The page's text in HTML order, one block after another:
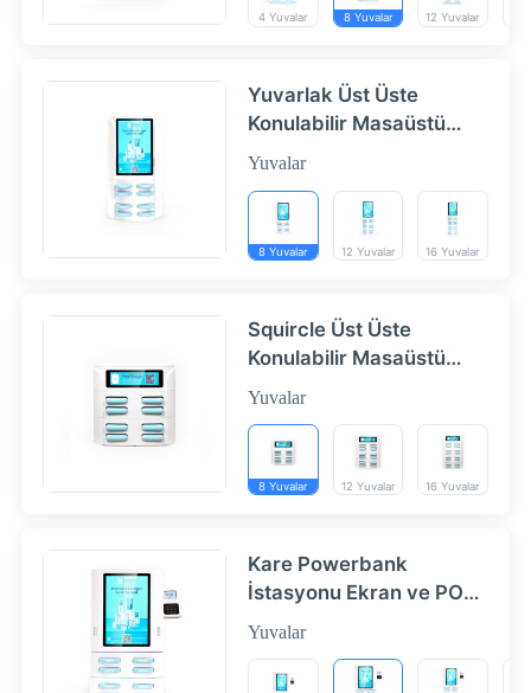
4 Yuvalar 8 Yuvalar 12 Yuvalar
Yuvarlak Üst Üste
Konulabilir Masaüstü
Ekranlı 8|12|16 Yuvalar -
Yuvalar
8 Yuvalar 12 Yuvalar 16 Yuvalar
Squircle Üst Üste
Konulabilir Masaüstü
İstasyon 8|12|16 Yuvalar
Yuvalar
8 Yuvalar 12 Yuvalar 16 Yuvalar
Kare Powerbank
İstasyonu Ekran ve POS
Terminali ile (Üst Üste
Powerbank Otomatı) -
Yuvalar